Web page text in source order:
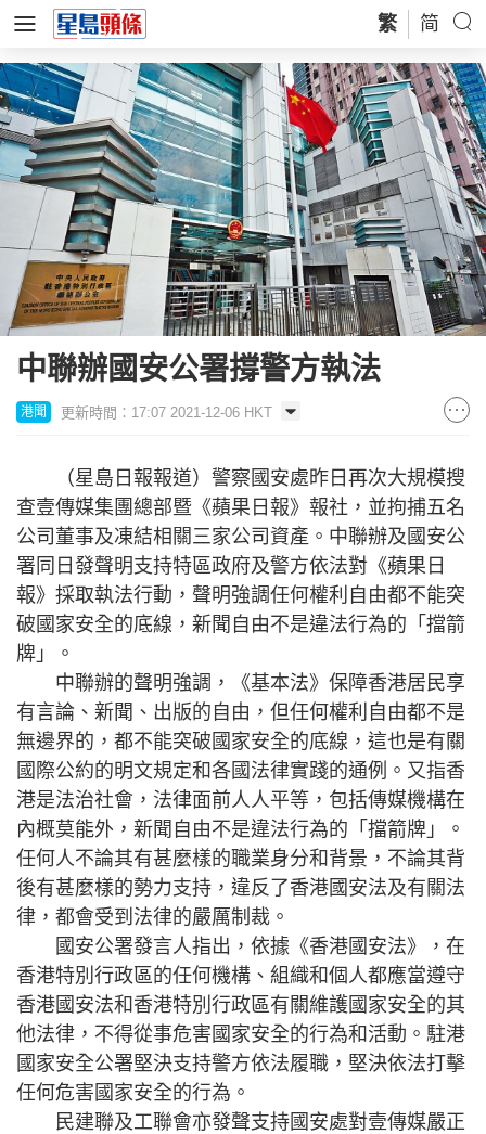
繁 简
中聯辦國安公署撐警方執法
港聞 更新時間：17:07 2021-12-06 HKT
（星島日報報道）警察國安處昨日再次大規模搜
查壹傳媒集團總部暨《蘋果日報》報社，並拘捕五名
公司董事及凍結相關三家公司資產。中聯辦及國安公
署同日發聲明支持特區政府及警方依法對《蘋果日
報》採取執法行動，聲明強調任何權利自由都不能突
破國家安全的底線，新聞自由不是違法行為的「擋箭
牌」。
中聯辦的聲明強調，《基本法》保障香港居民享
有言論、新聞、出版的自由，但任何權利自由都不是
無邊界的，都不能突破國家安全的底線，這也是有關
國際公約的明文規定和各國法律實踐的通例。又指香
港是法治社會，法律面前人人平等，包括傳媒機構在
內概莫能外，新聞自由不是違法行為的「擋箭牌」。
任何人不論其有甚麼樣的職業身分和背景，不論其背
後有甚麼樣的勢力支持，違反了香港國安法及有關法
律，都會受到法律的嚴厲制裁。
國安公署發言人指出，依據《香港國安法》，在
香港特別行政區的任何機構、組織和個人都應當遵守
香港國安法和香港特別行政區有關維護國家安全的其
他法律，不得從事危害國家安全的行為和活動。駐港
國家安全公署堅決支持警方依法履職，堅決依法打擊
任何危害國家安全的行為。
民建聯及工聯會亦發聲支持國安處對壹傳媒嚴正